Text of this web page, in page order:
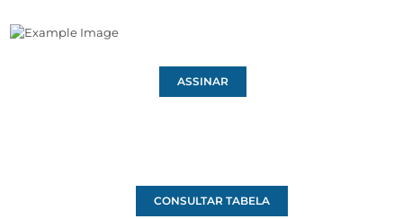
ASSINAR
CONSULTAR TABELA